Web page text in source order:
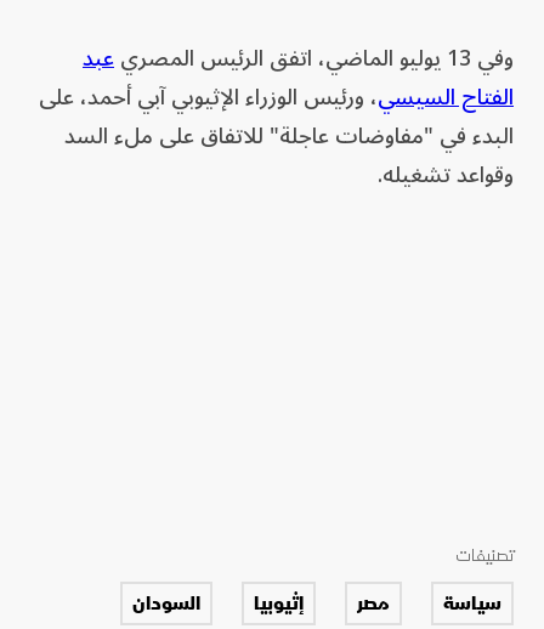
وفي 13 يوليو الماضي، اتفق الرئيس المصري
عبد
الفتاح السيسي، ورئيس الوزراء الإثيوبي آبي أحمد، على
البدء في "مفاوضات عاجلة" للاتفاق على ملء السد
وقواعد تشغيله.
تصنيفات
سياسة مصر إثيوبيا السودان